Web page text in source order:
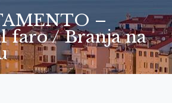
–
faro / Branja na